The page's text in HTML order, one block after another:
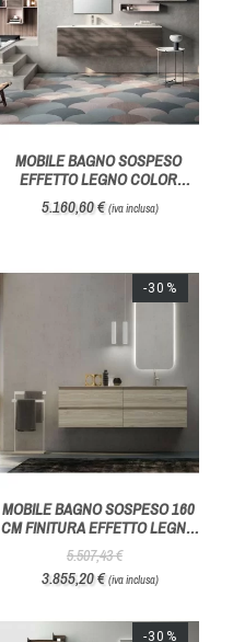
MOBILE BAGNO SOSPESO
EFFETTO LEGNO COLOR
CASTAGNO - HAFRO GEROMIN
5.160,60 €(iva inclusa)
MOBILE BAGNO SOSPESO 160
CM FINITURA EFFETTO LEGNO
COMPOSIZIONE J&T 06 -
AZZURRA BAGNI
5.507,43 €
3.855,20 €(iva inclusa)
-30%
-30%